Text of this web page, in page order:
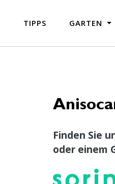
TIPPS GARTEN
Finden Sie
oder einem